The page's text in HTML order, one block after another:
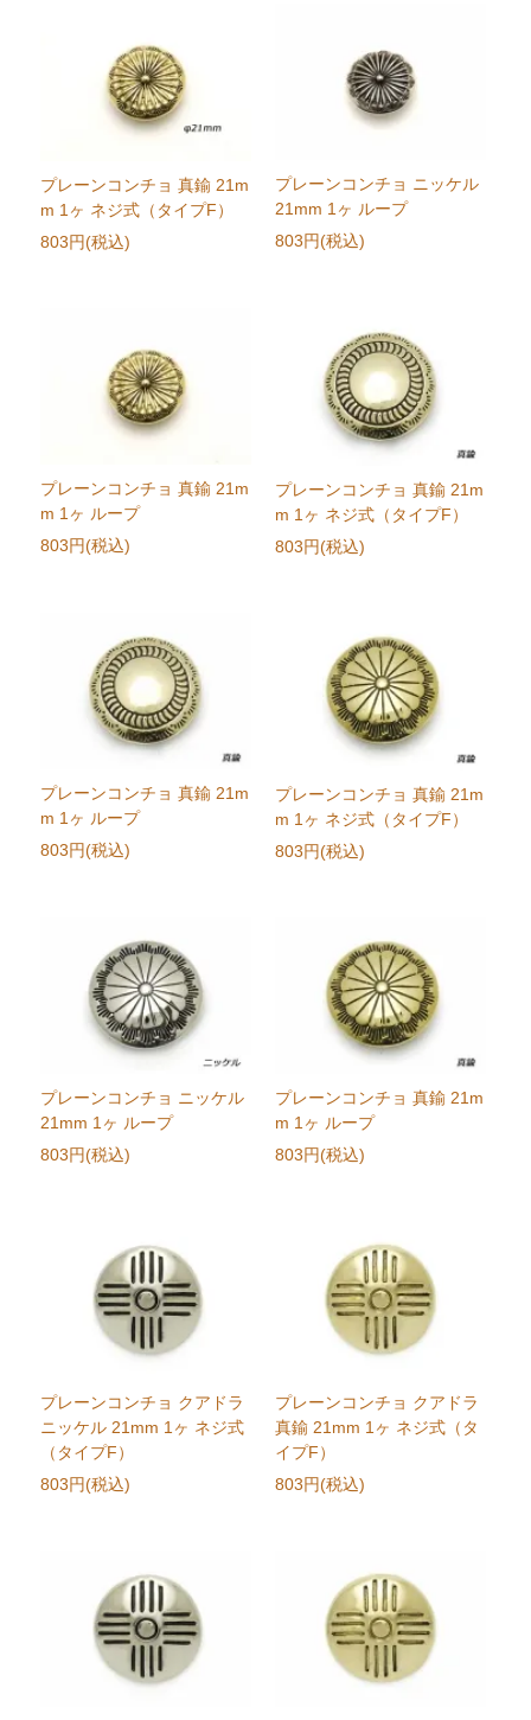
プレーンコンチョ 真鍮 21m
m 1ヶ ネジ式（タイプF）
803円(税込)
プレーンコンチョ ニッケル
21mm 1ヶ ループ
803円(税込)
プレーンコンチョ 真鍮 21m
m 1ヶ ループ
803円(税込)
プレーンコンチョ 真鍮 21m
m 1ヶ ネジ式（タイプF）
803円(税込)
プレーンコンチョ 真鍮 21m
m 1ヶ ループ
803円(税込)
プレーンコンチョ 真鍮 21m
m 1ヶ ネジ式（タイプF）
803円(税込)
プレーンコンチョ ニッケル
21mm 1ヶ ループ
803円(税込)
プレーンコンチョ 真鍮 21m
m 1ヶ ループ
803円(税込)
プレーンコンチョ クアドラ
ニッケル 21mm 1ヶ ネジ式
（タイプF）
803円(税込)
プレーンコンチョ クアドラ
真鍮 21mm 1ヶ ネジ式（タ
イプF）
803円(税込)